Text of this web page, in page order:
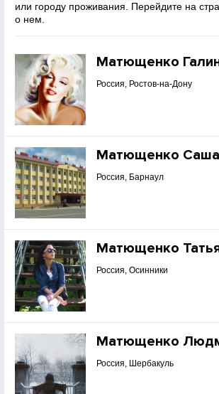
или городу проживания. Перейдите на
о нем.
Матющенко
Россия, Ростов-на-Дону
Матющенко Саша
Россия, Барнаул
Матющенко
Россия, Осинники
Матющенко
Россия, Шербакуль